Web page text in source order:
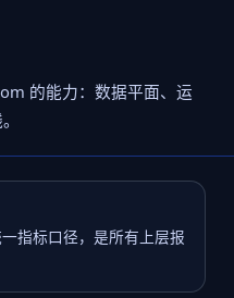
的能力：数据平面、运
指标口径，是所有上层报